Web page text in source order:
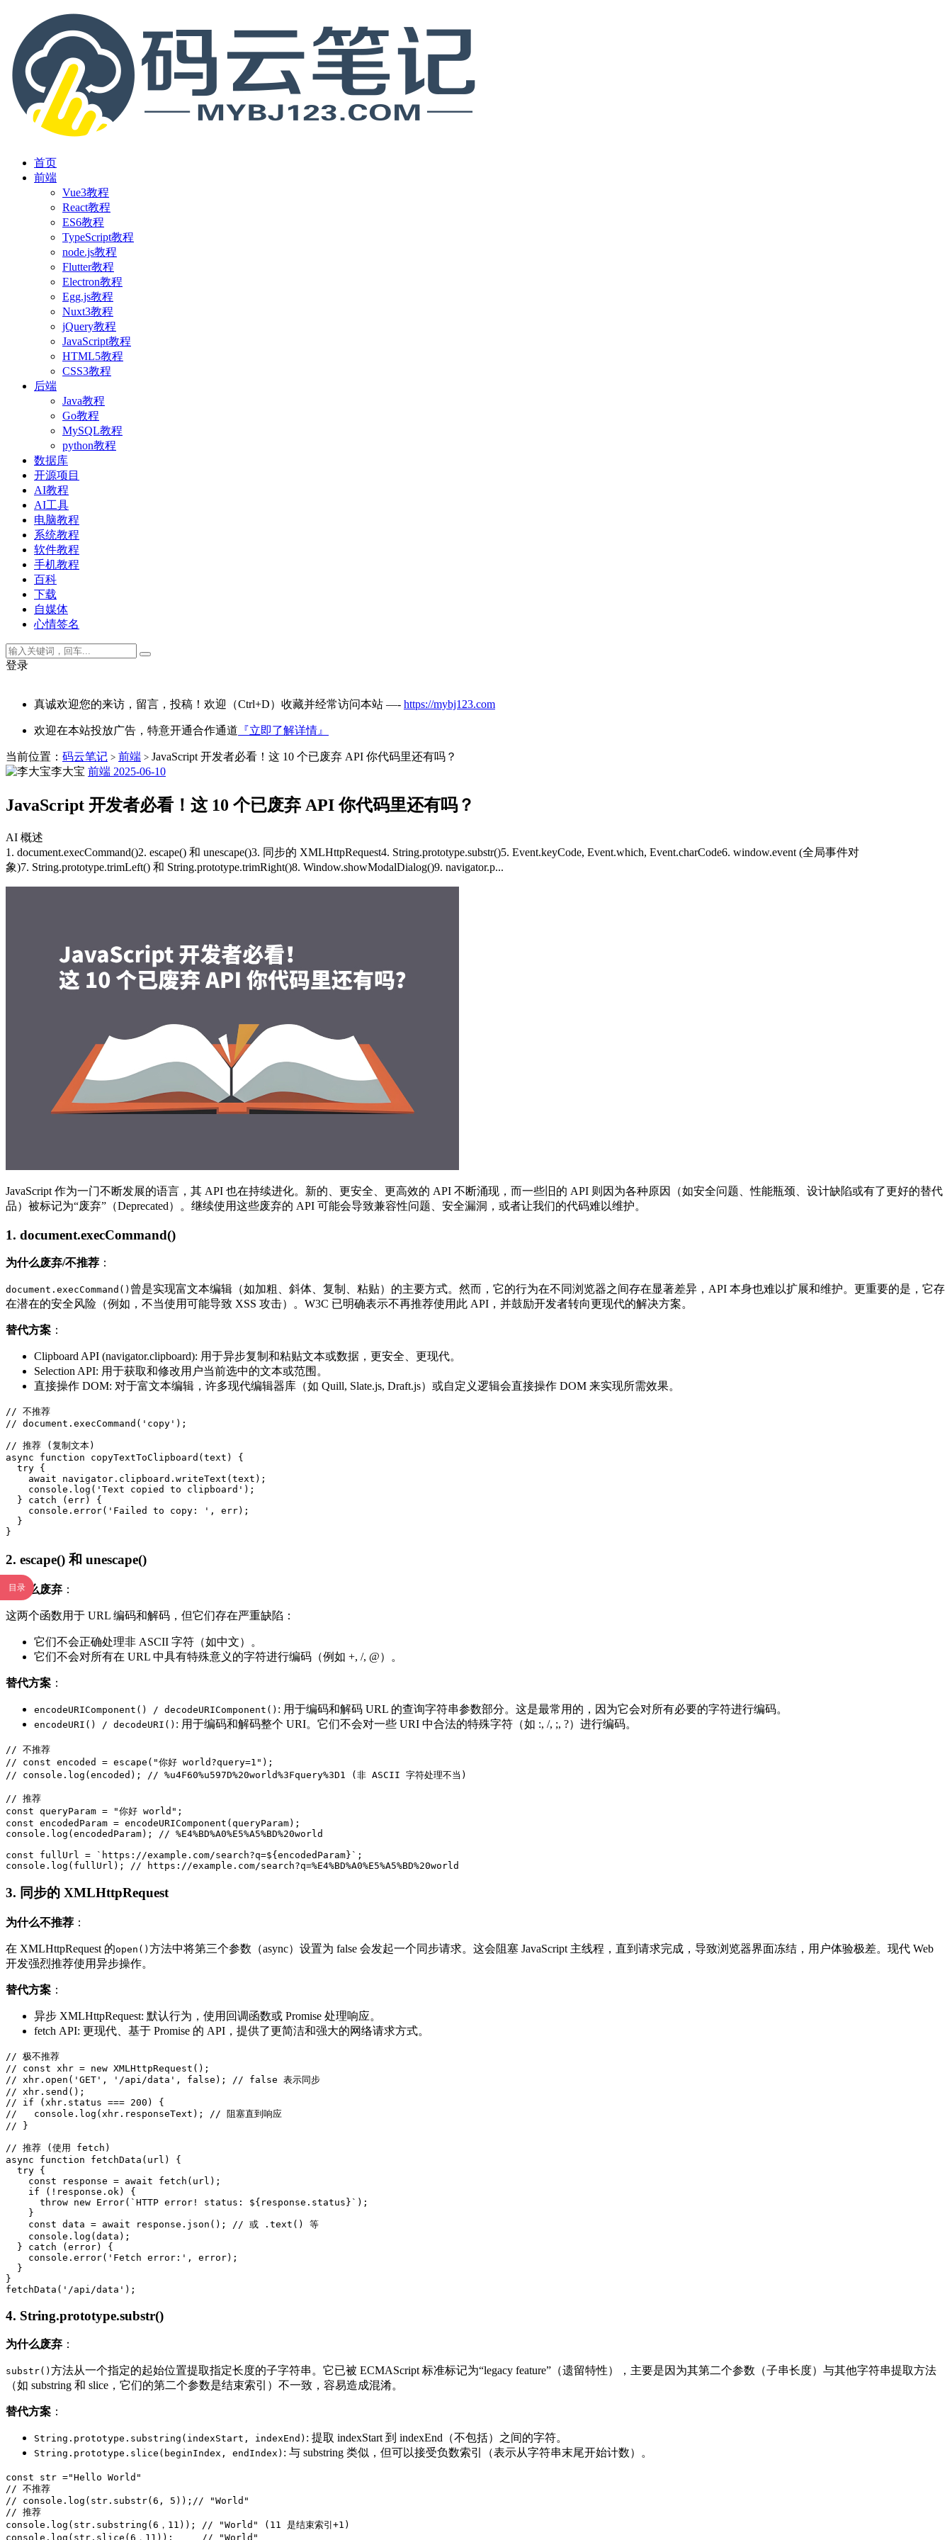
首页
前端
Vue3教程
React教程
ES6教程
TypeScript教程
node.js教程
Flutter教程
Electron教程
Egg.js教程
Nuxt3教程
jQuery教程
JavaScript教程
HTML5教程
CSS3教程
后端
Java教程
Go教程
MySQL教程
python教程
数据库
开源项目
AI教程
AI工具
电脑教程
系统教程
软件教程
手机教程
百科
下载
自媒体
心情签名
登录
真诚欢迎您的来访，留言，投稿！欢迎（Ctrl+D）收藏并经常访问本站 —- https://mybj123.com
欢迎在本站投放广告，特意开通合作通道 『立即了解详情』
当前位置： 码云笔记 > 前端 > JavaScript 开发者必看！这 10 个已废弃 API 你代码里还有吗？
李大宝 前端 2025-06-10
JavaScript 开发者必看！这 10 个已废弃 API 你代码里还有吗？
AI 概述
1. document.execCommand()2. escape() 和 unescape()3. 同步的 XMLHttpRequest4. String.prototype.substr()5. Event.keyCode, Event.which, Event.charCode6. window.event (全局事件对
象)7. String.prototype.trimLeft() 和 String.prototype.trimRight()8. Window.showModalDialog()9. navigator.p...
目录
JavaScript 作为一门不断发展的语言，其 API 也在持续进化。新的、更安全、更高效的 API 不断涌现，而一些旧的 API 则因为各种原因（如安全问题、性能瓶颈、设计缺陷或有了更好的替代
品）被标记为“废弃”（Deprecated）。继续使用这些废弃的 API 可能会导致兼容性问题、安全漏洞，或者让我们的代码难以维护。
1. document.execCommand()
为什么废弃/不推荐 ：
document.execCommand() 曾是实现富文本编辑（如加粗、斜体、复制、粘贴）的主要方式。然而，它的行为在不同浏览器之间存在显著差异，API 本身也难以扩展和维护。更重要的是，它存
在潜在的安全风险（例如，不当使用可能导致 XSS 攻击）。W3C 已明确表示不再推荐使用此 API，并鼓励开发者转向更现代的解决方案。
替代方案 ：
Clipboard API (navigator.clipboard): 用于异步复制和粘贴文本或数据，更安全、更现代。
Selection API: 用于获取和修改用户当前选中的文本或范围。
直接操作 DOM: 对于富文本编辑，许多现代编辑器库（如 Quill, Slate.js, Draft.js）或自定义逻辑会直接操作 DOM 来实现所需效果。
// 不推荐
// document.execCommand('copy');
// 推荐 (复制文本)
async function copyTextToClipboard(text) {
try {
await navigator.clipboard.writeText(text);
console.log('Text copied to clipboard');
} catch (err) {
console.error('Failed to copy: ', err);
}
}
2. escape() 和 unescape()
为什么废弃 ：
这两个函数用于 URL 编码和解码，但它们存在严重缺陷：
它们不会正确处理非 ASCII 字符（如中文）。
它们不会对所有在 URL 中具有特殊意义的字符进行编码（例如 +, /, @）。
替代方案 ：
encodeURIComponent() / decodeURIComponent() : 用于编码和解码 URL 的查询字符串参数部分。这是最常用的，因为它会对所有必要的字符进行编码。
encodeURI() / decodeURI() : 用于编码和解码整个 URI。它们不会对一些 URI 中合法的特殊字符（如 :, /, ;, ?）进行编码。
// 不推荐
// const encoded = escape("你好 world?query=1");
// console.log(encoded); // %u4F60%u597D%20world%3Fquery%3D1 (非 ASCII 字符处理不当)
// 推荐
const queryParam = "你好 world";
const encodedParam = encodeURIComponent(queryParam);
console.log(encodedParam); // %E4%BD%A0%E5%A5%BD%20world
const fullUrl = `https://example.com/search?q=${encodedParam}`;
console.log(fullUrl); // https://example.com/search?q=%E4%BD%A0%E5%A5%BD%20world
3. 同步的 XMLHttpRequest
为什么不推荐 ：
在 XMLHttpRequest 的open() 方法中将第三个参数（async）设置为 false 会发起一个同步请求。这会阻塞 JavaScript 主线程，直到请求完成，导致浏览器界面冻结，用户体验极差。现代 Web
开发强烈推荐使用异步操作。
替代方案 ：
异步 XMLHttpRequest: 默认行为，使用回调函数或 Promise 处理响应。
fetch API: 更现代、基于 Promise 的 API，提供了更简洁和强大的网络请求方式。
// 极不推荐
// const xhr = new XMLHttpRequest();
// xhr.open('GET', '/api/data', false); // false 表示同步
// xhr.send();
// if (xhr.status === 200) {
//   console.log(xhr.responseText); // 阻塞直到响应
// }
// 推荐 (使用 fetch)
async function fetchData(url) {
try {
const response = await fetch(url);
if (!response.ok) {
throw new Error(`HTTP error! status: ${response.status}`);
}
const data = await response.json(); // 或 .text() 等
console.log(data);
} catch (error) {
console.error('Fetch error:', error);
}
}
fetchData('/api/data');
4. String.prototype.substr()
为什么废弃 ：
substr() 方法从一个指定的起始位置提取指定长度的子字符串。它已被 ECMAScript 标准标记为“legacy feature”（遗留特性），主要是因为其第二个参数（子串长度）与其他字符串提取方法
（如 substring 和 slice，它们的第二个参数是结束索引）不一致，容易造成混淆。
替代方案 ：
String.prototype.substring(indexStart, indexEnd) : 提取 indexStart 到 indexEnd（不包括）之间的字符。
String.prototype.slice(beginIndex, endIndex) : 与 substring 类似，但可以接受负数索引（表示从字符串末尾开始计数）。
const str ="Hello World"
// 不推荐
// console.log(str.substr(6, 5));// "World"
// 推荐
console.log(str.substring(6，11)); // "World" (11 是结束索引+1)
console.log(str.slice(6，11));     // "World"